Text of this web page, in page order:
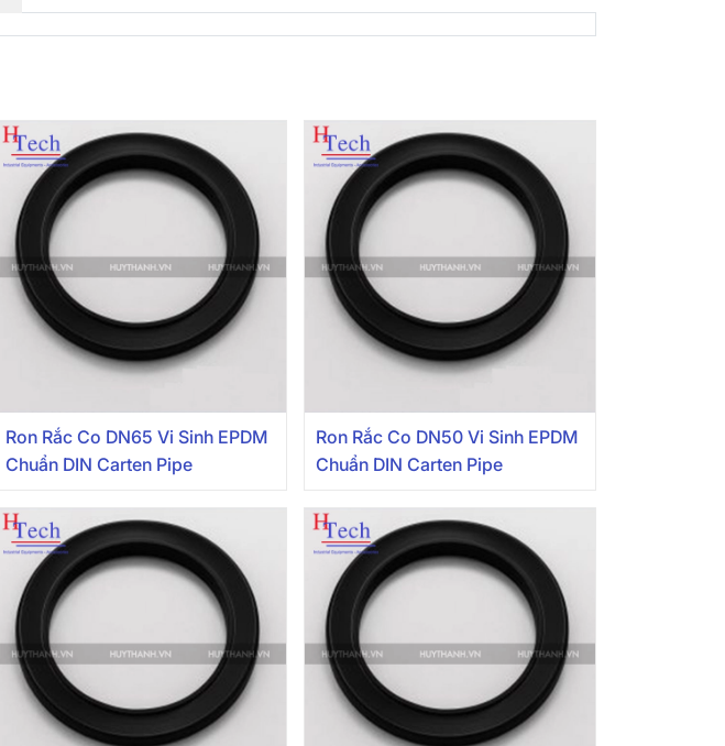
Ron Rắc Co DN65 Vi Sinh EPDM
Chuẩn DIN Carten Pipe
Ron Rắc Co DN50 Vi Sinh EPDM
Chuẩn DIN Carten Pipe